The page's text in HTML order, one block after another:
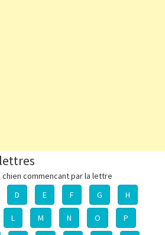
commencant par la lettre
D E F G H
L M N O P